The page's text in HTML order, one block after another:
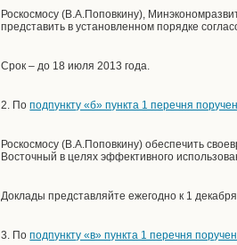
Роскосмосу (В.А.Поповкину),
представить в установленном порядке
Срок – до 18 июля 2013 года.
2. Поподпункту «б» пункта 1 перечня
Роскосмосу (В.А.Поповкину) обеспечить
Восточный в целях эффективного
Доклады представляйте ежегодно к 1
3. Поподпункту «в» пункта 1 перечня